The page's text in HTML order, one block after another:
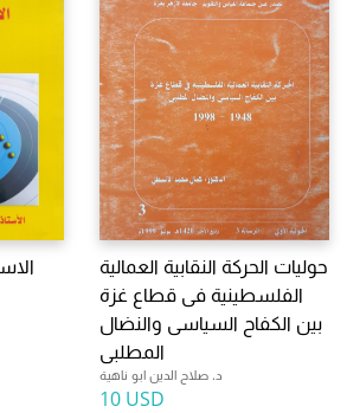
حوليات الحركة النقابية العمالية
الفلسطينية فى قطاع غزة
بين الكفاح السياسى والنضال
المطلبى
د. صلاح الدين ابو ناهية
10 USD